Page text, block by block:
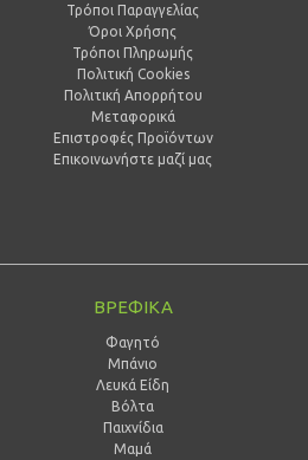
Τρόποι Παραγγελίας
Όροι Χρήσης
Τρόποι Πληρωμής
Πολιτική Cookies
Πολιτική Απορρήτου
Μεταφορικά
Επιστροφές Προϊόντων
Επικοινωνήστε μαζί μας
ΒΡΕΦΙΚΑ
Φαγητό
Μπάνιο
Λευκά Είδη
Βόλτα
Παιχνίδια
Μαμά